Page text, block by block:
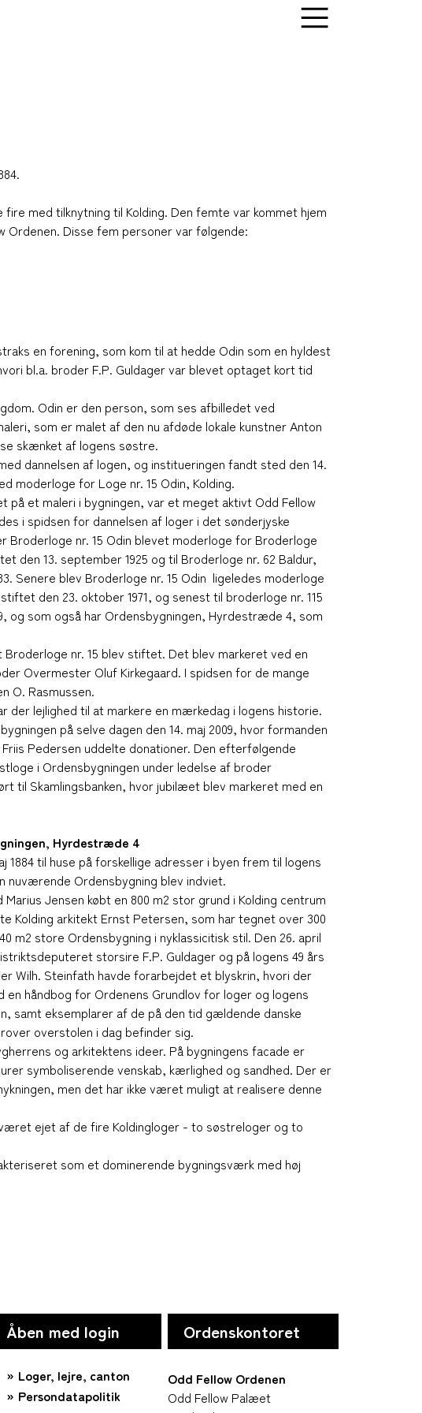
med tilknytning til Kolding. Den femte var kommet hjem
Ordenen. Disse fem personer var følgende:
en forening, som kom til at hedde Odin som en hyldest
bl.a. broder F.P. Guldager var blevet optaget kort tid
Odin er den person, som ses afbilledet ved
som er malet af den nu afdøde lokale kunstner Anton
skænket af logens søstre.
dannelsen af logen, og institueringen fandt sted den 14.
moderloge for Loge nr. 15 Odin, Kolding.
på et maleri i bygningen, var et meget aktivt Odd Fellow
i spidsen for dannelsen af loger i det sønderjyske
Broderloge nr. 15 Odin blevet moderloge for Broderloge
den 13. september 1925 og til Broderloge nr. 62 Baldur,
Senere blev Broderloge nr. 15 Odin ligeledes moderloge
den 23. oktober 1971, og senest til broderloge nr. 115
og som også har Ordensbygningen, Hyrdestræde 4, som
Broderloge nr. 15 blev stiftet. Det blev markeret ved en
Overmester Oluf Kirkegaard. I spidsen for de mange
O. Rasmussen.
der lejlighed til at markere en mærkedag i logens historie.
på selve dagen den 14. maj 2009, hvor formanden
Pedersen uddelte donationer. Den efterfølgende
i Ordensbygningen under ledelse af broder
til Skamlingsbanken, hvor jubilæet blev markeret med en
Hyrdestræde 4
1884 til huse på forskellige adresser i byen frem til logens
nuværende Ordensbygning blev indviet.
Jensen købt en 800 m2 stor grund i Kolding centrum
Kolding arkitekt Ernst Petersen, som har tegnet over 300
m2 store Ordensbygning i nyklassicitisk stil. Den 26. april
storsire F.P. Guldager og på logens 49 års
Wilh. Steinfath havde forarbejdet et blyskrin, hvori der
håndbog for Ordenens Grundlov for loger og logens
samt eksemplarer af de på den tid gældende danske
overstolen i dag befinder sig.
og arkitektens ideer. På bygningens facade er
symboliserende venskab, kærlighed og sandhed. Der er
men det har ikke været muligt at realisere denne
ejet af de fire Koldingloger - to søstreloger og to
som et dominerende bygningsværk med høj
Åben med login
Loger, lejre, canton
Persondatapolitik
Ordenskontoret
Odd Fellow Ordenen
Odd Fellow Palæet